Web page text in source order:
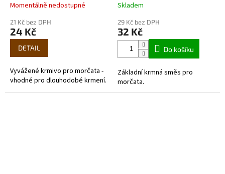
Momentálně nedostupné
21 Kč bez DPH
24 Kč
DETAIL
Vyvážené krmivo pro morčata -
vhodné pro dlouhodobé krmení.
Skladem
29 Kč bez DPH
32 Kč
Do košíku
Základní krmná směs pro
morčata.